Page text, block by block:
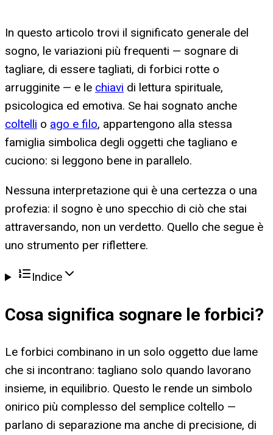
In questo articolo trovi il significato generale del
sogno, le variazioni più frequenti — sognare di
tagliare, di essere tagliati, di forbici rotte o
arrugginite — e le chiavi di lettura spirituale,
psicologica ed emotiva. Se hai sognato anche
coltelli o ago e filo, appartengono alla stessa
famiglia simbolica degli oggetti che tagliano e
cuciono: si leggono bene in parallelo.
Nessuna interpretazione qui è una certezza o una
profezia: il sogno è uno specchio di ciò che stai
attraversando, non un verdetto. Quello che segue è
uno strumento per riflettere.
Indice
Cosa significa sognare le forbici?
Le forbici combinano in un solo oggetto due lame
che si incontrano: tagliano solo quando lavorano
insieme, in equilibrio. Questo le rende un simbolo
onirico più complesso del semplice coltello —
parlano di separazione ma anche di precisione, di